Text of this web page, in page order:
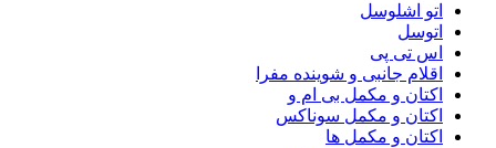
اتو اشلوسل
اتوسل
اس تی پی
اقلام جانبی و شوینده مفرا
اکتان و مکمل بی ام و
اکتان و مکمل سوناکس
اکتان و مکمل ها